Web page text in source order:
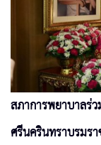
สภาการพยาบาลร่
ศรีนครินทราบรมร